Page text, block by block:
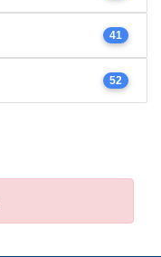
41
52